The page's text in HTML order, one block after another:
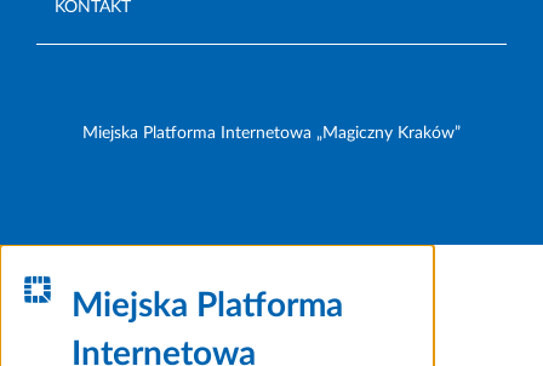
KONTAKT
Miejska Platforma Internetowa „Magiczny Kraków”
Miejska Platforma
Internetowa